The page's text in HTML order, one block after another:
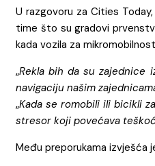
U razgovoru za Cities
time što su gradovi
kada vozila za
„Rekla bih da su zajednice
navigaciju našim
„Kada se romobili ili bicikli
stresor koji povećava
Među preporukama izvješća